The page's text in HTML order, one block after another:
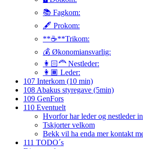
📚 Fagkom:
🖋️ Prokom:
**☕**Trikom:
💰 Økonomiansvarlig:
👩🏻‍🦰 Nestleder:
👩🏾 Leder:
107 Interkom (10 min)
108 Abakus styregave (5min)
109 GenFors
110 Eventuelt
Hvorfor har leder og nestleder
Tskjorter velkom
Bekk vil ha enda mer kontakt
111 TODO´s